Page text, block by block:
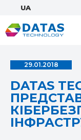
UA:
29.01.2018
DATAS